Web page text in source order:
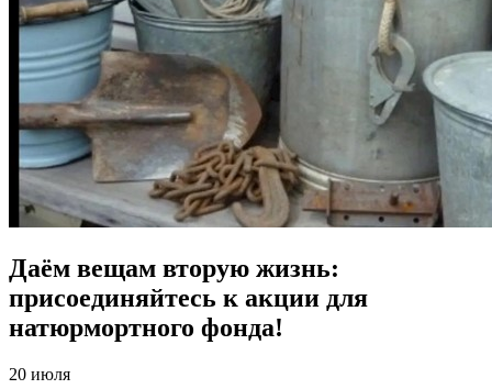
Даём вещам вторую жизнь:
присоединяйтесь к акции для
натюрмортного фонда!
20 июля